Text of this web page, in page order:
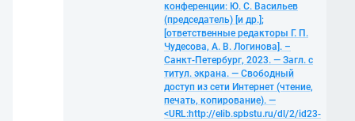
конференции: Ю. С. Васильев
(председатель) [и др.];
[ответственные редакторы Г. П.
Чудесова, А. В. Логинова]. –
Санкт-Петербург, 2023. — Загл. с
титул. экрана. — Свободный
доступ из сети Интернет (чтение,
печать, копирование). —
<URL:http://elib.spbstu.ru/dl/2/id23-